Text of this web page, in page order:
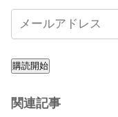
購読開始
関連記事